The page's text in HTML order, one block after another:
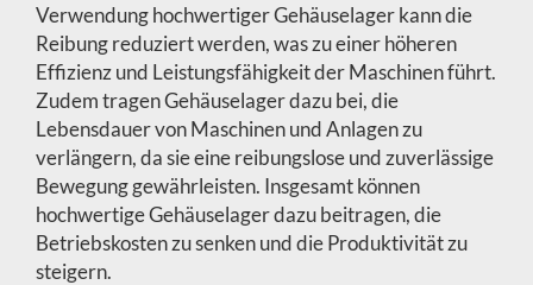
Verwendung hochwertiger Gehäuselager kann die
Reibung reduziert werden, was zu einer höheren
Effizienz und Leistungsfähigkeit der Maschinen führt.
Zudem tragen Gehäuselager dazu bei, die
Lebensdauer von Maschinen und Anlagen zu
verlängern, da sie eine reibungslose und zuverlässige
Bewegung gewährleisten. Insgesamt können
hochwertige Gehäuselager dazu beitragen, die
Betriebskosten zu senken und die Produktivität zu
steigern.